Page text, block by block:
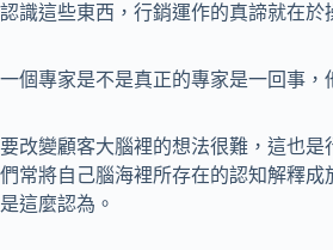
認識這些東西，行銷運作的真諦就在於
一個專家是不是真正的專家是一回事，
要改變顧客大腦裡的想法很難，這也
們常將自己腦海裡所存在的認知解釋
是這麼認為。